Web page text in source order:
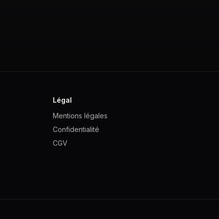
Légal
Mentions légales
Confidentialité
CGV